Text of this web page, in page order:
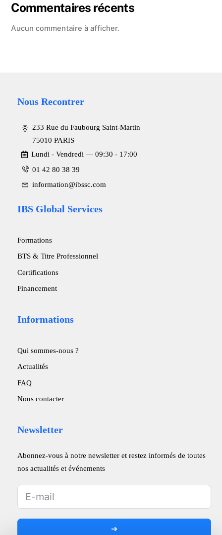
Commentaires récents
Aucun commentaire à afficher.
Nous Recontrer
233 Rue du Faubourg Saint-Martin
75010 PARIS
Lundi - Vendredi ― 09:30 - 17:00
01 42 80 38 39
information@ibssc.com
IBS Global Services
Formations
BTS & Titre Professionnel
Certifications
Financement
Informations
Qui sommes-nous ?
Actualités
FAQ
Nous contacter
Newsletter
Abonnez-vous à notre newsletter et restez informés de toutes
nos actualités et événements
➔